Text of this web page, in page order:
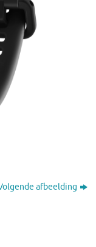
afbeelding